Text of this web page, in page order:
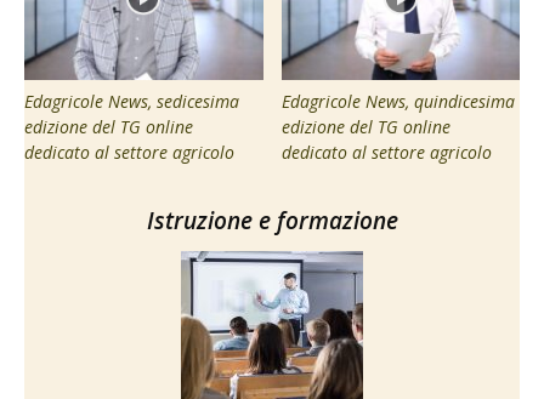
Edagricole News, sedicesima
edizione del TG online
dedicato al settore agricolo
Edagricole News, quindicesima
edizione del TG online
dedicato al settore agricolo
Istruzione e formazione